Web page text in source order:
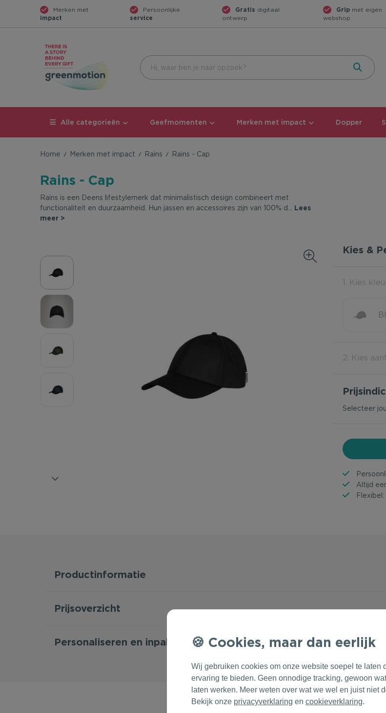
Merken met
impact
Persoonlijke
service
Gratis digitaal
ontwerp
Grip met eigen
webshop
Alle categorieën Geefmomenten Merken met impact Dopper
Home Merken met impact Rains Rains - Cap
Rains - Cap
Rains is een Deens lifestylemerk dat minimalistisch design combineert met
functionaliteit en duurzaamheid. Hun jassen en accessoires zijn van 100% d
Lees
meer >
Kies &
1. Kies
2. Kies
Selecteer
Altijd
Productinformatie
Prijsoverzicht
Personaliseren en inpakken Cookies, maar dan eerlijk
Wij gebruiken cookies om onze website soepel te laten
ervaring te bieden. Geen onnodige tracking, gewoon
laten werken. Meer weten over wat we wel en juist niet
Bekijk onze privacyverklaring en cookieverklaring.